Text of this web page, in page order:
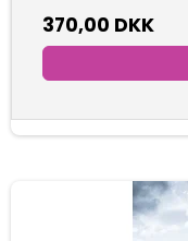
370,00 DKK